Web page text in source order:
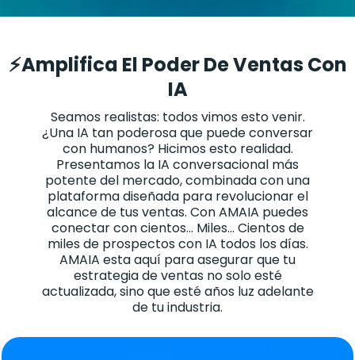
⚡️Amplifica El Poder De Ventas Con
IA
Seamos realistas: todos vimos esto venir.
¿Una IA tan poderosa que puede conversar
con humanos? Hicimos esto realidad.
Presentamos la IA conversacional más
potente del mercado, combinada con una
plataforma diseñada para revolucionar el
alcance de tus ventas. Con AMAIA puedes
conectar con cientos... Miles... Cientos de
miles de prospectos con IA todos los días.
AMAIA esta aquí para asegurar que tu
estrategia de ventas no solo esté
actualizada, sino que esté años luz adelante
de tu industria.